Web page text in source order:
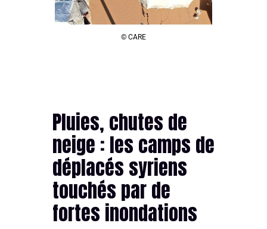
© CARE
Pluies, chutes de
neige : les camps de
déplacés syriens
touchés par de
fortes inondations